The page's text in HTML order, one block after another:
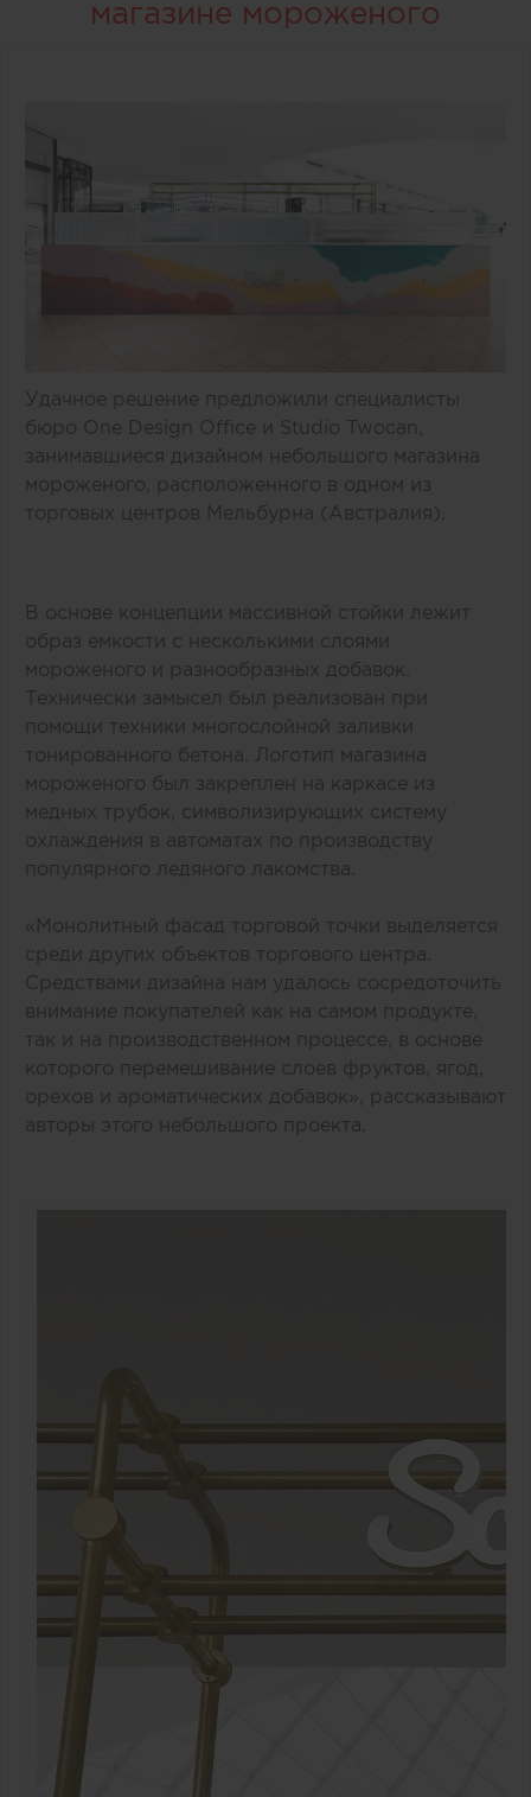
магазине мороженого
Удачное решение предложили специалисты
бюро One Design Office и Studio Twocan,
занимавшиеся дизайном небольшого магазина
мороженого, расположенного в одном из
торговых центров Мельбурна (Австралия).
В основе концепции массивной стойки лежит
образ емкости с несколькими слоями
мороженого и разнообразных добавок.
Технически замысел был реализован при
помощи техники многослойной заливки
тонированного бетона. Логотип магазина
мороженого был закреплен на каркасе из
медных трубок, символизирующих систему
охлаждения в автоматах по производству
популярного ледяного лакомства.
«Монолитный фасад торговой точки выделяется
среди других объектов торгового центра.
Средствами дизайна нам удалось сосредоточить
внимание покупателей как на самом продукте,
так и на производственном процессе, в основе
которого перемешивание слоев фруктов, ягод,
орехов и ароматических добавок», рассказывают
авторы этого небольшого проекта.